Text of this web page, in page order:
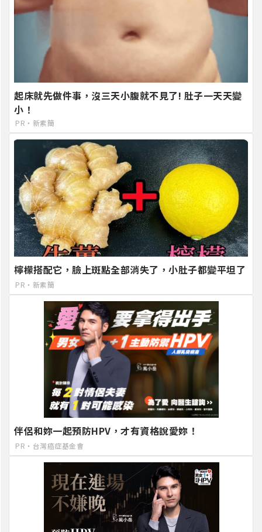
起床就先做件事，沒三天小腹就不見了! 肚子一天天變
小！
PR・新素簡
檸檬搭配它，臉上斑點全部消失了，小肚子都變平坦了
PR・新素簡
伴侶和妳一起預防HPV，才有資格說愛妳！
PR・台灣癌症基金會